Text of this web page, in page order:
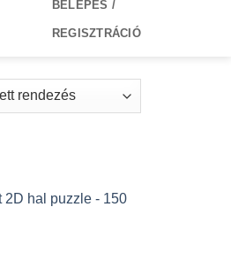
BELÉPÉS /
REGISZTRÁCIÓ